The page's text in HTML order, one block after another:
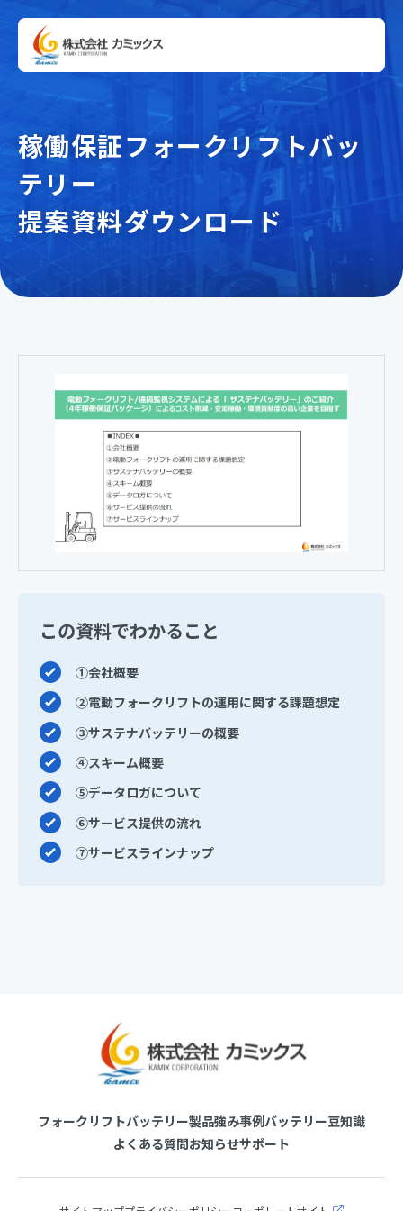
稼働保証フォークリフトバッ
テリー
提案資料ダウンロード
この資料でわかること
①会社概要
➁電動フォークリフトの運用に関する課題想定
③サステナバッテリーの概要
④スキーム概要
⑤データロガについて
⑥サービス提供の流れ
⑦サービスラインナップ
フォークリフトバッテリー製品強み事例バッテリー豆知識
よくある質問お知らせサポート